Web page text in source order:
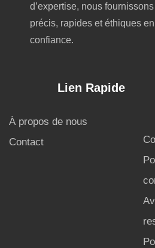
d’expertise, nous
précis, rapides et éthiques
confiance.
Lien Rapide
À propos de nous
Contact